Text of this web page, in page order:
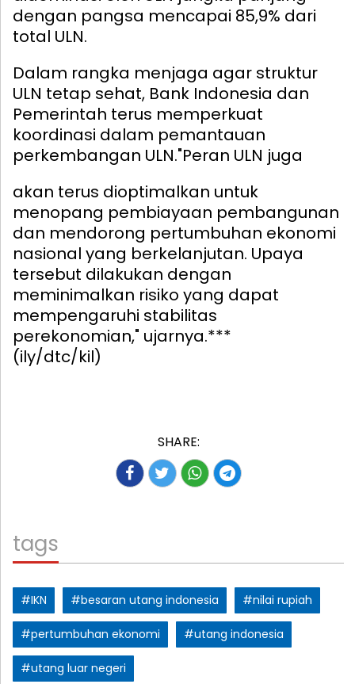
dengan pangsa mencapai 85,9% dari
total ULN.
Dalam rangka menjaga agar struktur
ULN tetap sehat, Bank Indonesia dan
Pemerintah terus memperkuat
koordinasi dalam pemantauan
perkembangan ULN."Peran ULN juga
akan terus dioptimalkan untuk
menopang pembiayaan pembangunan
dan mendorong pertumbuhan ekonomi
nasional yang berkelanjutan. Upaya
tersebut dilakukan dengan
meminimalkan risiko yang dapat
mempengaruhi stabilitas
perekonomian," ujarnya.***
(ily/dtc/kil)
SHARE:
tags
#IKN #besaran utang indonesia #nilai rupiah
#pertumbuhan ekonomi #utang indonesia
#utang luar negeri